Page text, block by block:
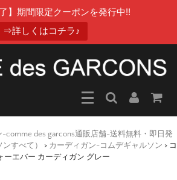
】期間限定クーポンを発行中!!
⇒詳しくはコチラ♪
comme des garcons通販店舗-送料無料・即日発
すべて） > カーディガン-コムデギャルソン > コ
ーエバー カーディガン グレー